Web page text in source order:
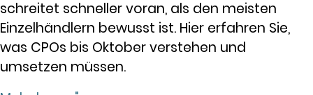
schreitet schneller voran, als den meisten
Einzelhändlern bewusst ist. Hier erfahren Sie,
was CPOs bis Oktober verstehen und
umsetzen müssen.